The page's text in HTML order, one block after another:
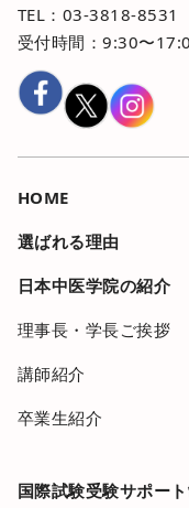
TEL：03-3818-
受付時間：9:30〜
HOME
選ばれる理由
日本中医学院の紹介
理事長・学長ご挨拶
講師紹介
卒業生紹介
国際試験受験サポー